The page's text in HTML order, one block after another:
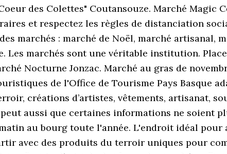
des Colettes" Coutansouze. Marché Magic
et respectez les règles de distanciation
marchés : marché de Noël, marché artisanal,
Les marchés sont une véritable institution.
Nocturne Jonzac. Marché au gras de
de l'Office de Tourisme Pays Basque
créations d’artistes, vêtements, artisanat,
aussi que certaines informations ne soient
au bourg toute l'année. L'endroit idéal
avec des produits du terroir uniques pour